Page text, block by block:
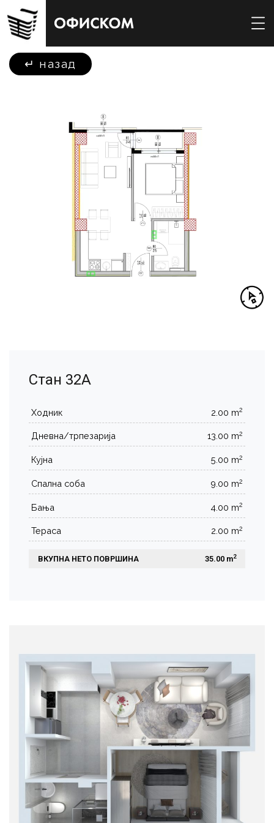
↵ назад
Стан 32А
Ходник 2.00 m2
Дневна/трпезарија 13.00 m2
Кујна 5.00 m2
Спална соба 9.00 m2
Бања 4.00 m2
Тераса 2.00 m2
ВКУПНА НЕТО ПОВРШИНА 35.00 m2